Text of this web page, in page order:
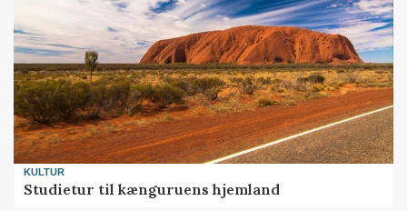
KULTUR
Studietur til kænguruens hjemland